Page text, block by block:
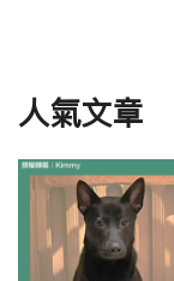
人氣文章